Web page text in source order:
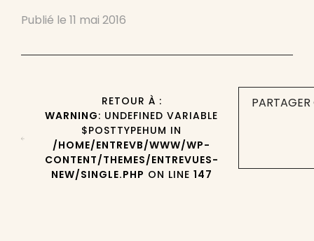
Publié le 11 mai 2016
RETOUR À :
WARNING: UNDEFINED VARIABLE
$POSTTYPEHUM IN
/HOME/ENTREVB/WWW/WP-
CONTENT/THEMES/ENTREVUES-
NEW/SINGLE.PHP ON LINE 147